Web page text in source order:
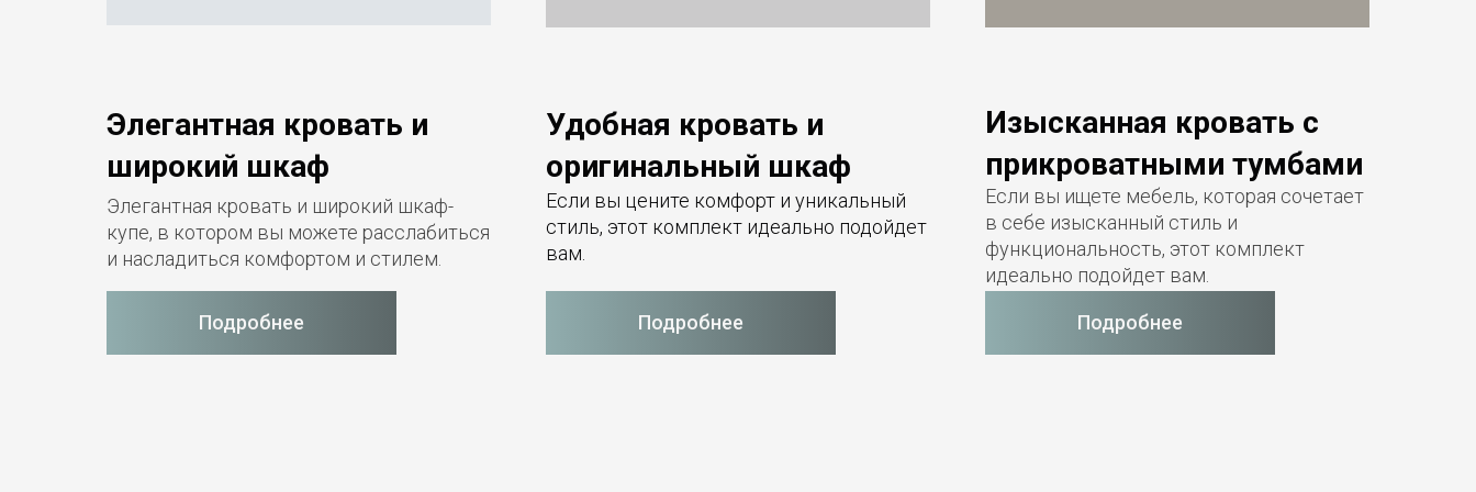
Элегантная кровать и широкий шкаф-
купе, в котором вы можете расслабиться
и насладиться комфортом и стилем.
Подробнее
Элегантная кровать и
широкий шкаф
Если вы цените комфорт и уникальный
стиль, этот комплект идеально подойдет
вам.
Подробнее
Удобная кровать и
оригинальный шкаф
Если вы ищете мебель, которая сочетает
в себе изысканный стиль и
функциональность, этот комплект
идеально подойдет вам.
Подробнее
Изысканная кровать с
прикроватными тумбами